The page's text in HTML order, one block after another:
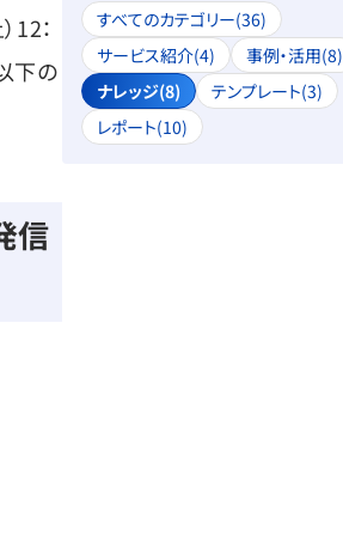
：
下の
信
すべてのカテゴリー(36)
サービス紹介(4)
事例・活用(8)
ナレッジ(8)
テンプレート(3)
レポート(10)